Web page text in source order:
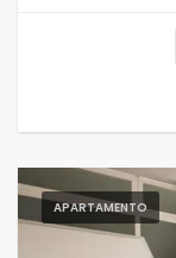
APARTAMENTO